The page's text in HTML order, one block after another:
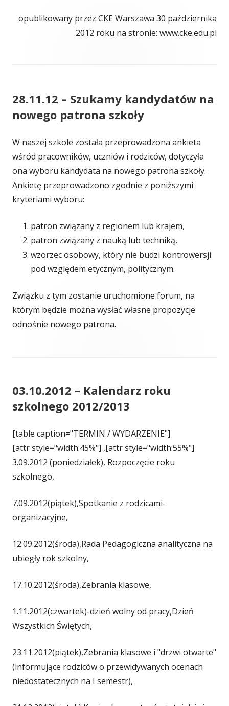
opublikowany przez CKE Warszawa 30 października
2012 roku na stronie: www.cke.edu.pl
28.11.12 – Szukamy kandydatów na
nowego patrona szkoły
W naszej szkole została przeprowadzona ankieta
wśród pracowników, uczniów i rodziców, dotyczyła
ona wyboru kandydata na nowego patrona szkoły.
Ankietę przeprowadzono zgodnie z poniższymi
kryteriami wyboru:
patron związany z regionem lub krajem,
patron związany z nauką lub techniką,
wzorzec osobowy, który nie budzi kontrowersji
pod względem etycznym, politycznym.
Związku z tym zostanie uruchomione forum, na
którym będzie można wysłać własne propozycje
odnośnie nowego patrona.
03.10.2012 – Kalendarz roku
szkolnego 2012/2013
[table caption="TERMIN / WYDARZENIE"]
[attr style="width:45%"] ,[attr style="width:55%"]
3.09.2012 (poniedziałek), Rozpoczęcie roku
szkolnego,
7.09.2012(piątek),Spotkanie z rodzicami-
organizacyjne,
12.09.2012(środa),Rada Pedagogiczna analityczna na
ubiegły rok szkolny,
17.10.2012(środa),Zebrania klasowe,
1.11.2012(czwartek)-dzień wolny od pracy,Dzień
Wszystkich Świętych,
23.11.2012(piątek),Zebrania klasowe i "drzwi otwarte"
(informujące rodziców o przewidywanych ocenach
niedostatecznych na I semestr),